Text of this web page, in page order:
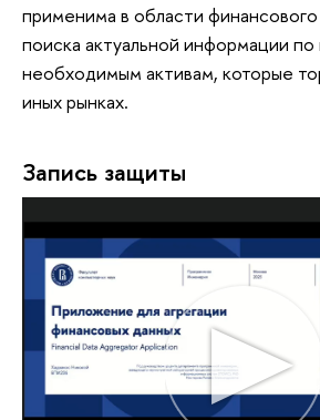
применима в области
поиска актуальной информации
необходимым активам, которые
иных рынках.
Запись защиты